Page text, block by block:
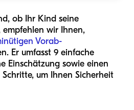
ob Ihr Kind seine
wir Ihnen,
Vorab-
Er umfasst 9 einfache
Einschätzung sowie einen
um Ihnen Sicherheit